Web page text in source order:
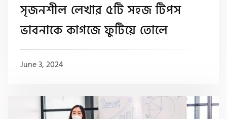
সৃজনশীল লেখার ৫টি সহজ টিপস
ভাবনাকে কাগজে ফুটিয়ে তোলে
June 3, 2024